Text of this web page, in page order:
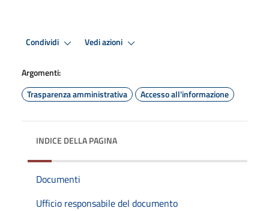
Condividi Vedi azioni
Argomenti:
Trasparenza amministrativa
Accesso all'informazione
INDICE DELLA PAGINA
Documenti
Ufficio responsabile del documento